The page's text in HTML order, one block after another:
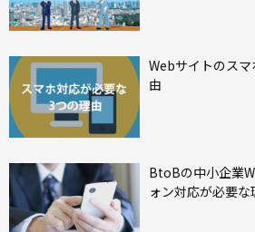
Webサイトのス
由
BtoBの中小企業
ォン対応が必要な